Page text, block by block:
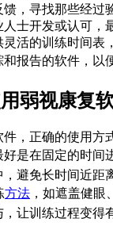
，寻找那些经过
士开发或认可，
活的训练时间表
报告的软件，以
弱视康复
，正确的使用方
是在固定的时间
，避免长时间近距
方法 ，如遮盖健眼
让训练过程变得